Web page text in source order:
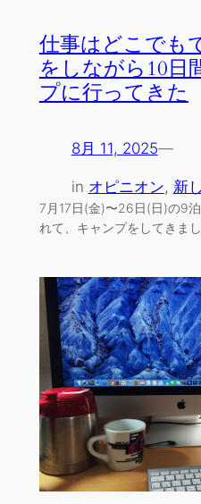
仕事はどこでも
をしながら10日
プに行ってきた
8月 11, 2025—
in オピニオン, 新
7月17日(金)〜26日(日)の9
れて、キャンプをしてきま